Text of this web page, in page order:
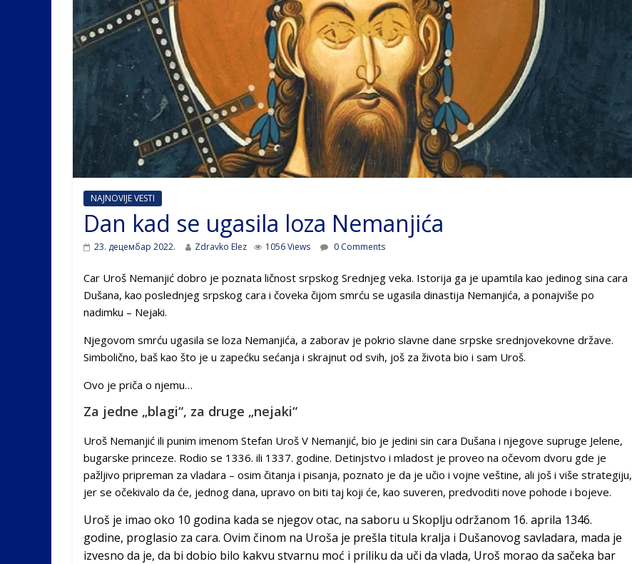
NAJNOVIJE VESTI
Dan kad se ugasila loza Nemanjića
23. децембар 2022. Zdravko Elez 1056 Views 0 Comments
Car Uroš Nemanjić dobro je poznata ličnost srpskog Srednjeg veka. Istorija ga je upamtila kao jedinog sina cara
Dušana, kao poslednjeg srpskog cara i čoveka čijom smrću se ugasila dinastija Nemanjića, a ponajviše po
nadimku – Nejaki.
Njegovom smrću ugasila se loza Nemanjića, a zaborav je pokrio slavne dane srpske srednjovekovne države.
Simbolično, baš kao što je u zapećku sećanja i skrajnut od svih, još za života bio i sam Uroš.
Ovo je priča o njemu…
Za jedne „blagi“, za druge „nejaki“
Uroš Nemanjić ili punim imenom Stefan Uroš V Nemanjić, bio je jedini sin cara Dušana i njegove supruge Jelene,
bugarske princeze. Rodio se 1336. ili 1337. godine. Detinjstvo i mladost je proveo na očevom dvoru gde je
pažljivo pripreman za vladara – osim čitanja i pisanja, poznato je da je učio i vojne veštine, ali još i više strategiju,
jer se očekivalo da će, jednog dana, upravo on biti taj koji će, kao suveren, predvoditi nove pohode i bojeve.
Uroš je imao oko 10 godina kada se njegov otac, na saboru u Skoplju održanom 16. aprila 1346.
godine, proglasio za cara. Ovim činom na Uroša je prešla titula kralja i Dušanovog savladara, mada je
izvesno da je, da bi dobio bilo kakvu stvarnu moć i priliku da uči da vlada, Uroš morao da sačeka bar